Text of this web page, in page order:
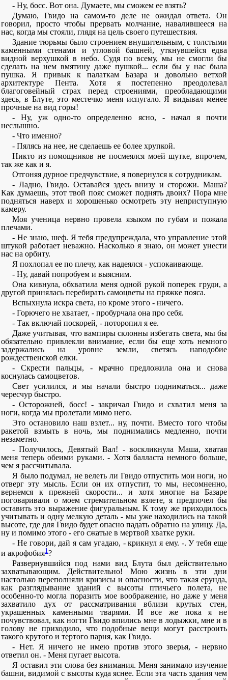
- Ну, босс. Вот она. Думаете, мы сможем ее взять?
Думаю, Гвидо на самом-то деле не ожидал ответа. Он
говорил, просто чтобы прервать молчание, навалившееся на
нас, когда мы стояли, глядя на цель своего путешествия.
Здание тюрьмы было строением внушительным, с толстыми
каменными стенами и угловой башней, уткнувшейся едва
видной верхушкой в небо. Судя по всему, мы не смогли бы
сделать на нем вмятину даже пушкой... если бы у нас была
пушка. Я привык к палаткам Базара и довольно ветхой
архитектуре Пента. Хотя я постепенно преодолевал
благоговейный страх перед строениями, преобладающими
здесь, в Блуте, это местечко меня испугало. Я видывал менее
прочные на вид горы!
- Ну, уж одно-то определенно ясно, - начал я почти
неслышно.
- Что именно?
- Пялясь на нее, не сделаешь ее более хрупкой.
Никто из помощников не посмеялся моей шутке, впрочем,
так же как и я.
Отгоняя дурное предчувствие, я повернулся к сотрудникам.
- Ладно, Гвидо. Оставайся здесь внизу и сторожи. Маша?
Как думаешь, этот твой пояс сможет поднять двоих? Пора мне
подняться наверх и хорошенько осмотреть эту неприступную
камеру.
Моя ученица нервно провела языком по губам и пожала
плечами.
- Не знаю, шеф. Я тебя предупреждала, что управление этой
штукой работает неважно. Насколько я знаю, он может унести
нас на орбиту.
Я похлопал ее по плечу, как надеялся - успокаивающе.
- Ну, давай попробуем и выясним.
Она кивнула, обхватила меня одной рукой поперек груди, а
другой принялась перебирать самоцветы на пряжке пояса.
Вспыхнула искра света, но кроме этого - ничего.
- Горючего не хватает, - пробурчала она про себя.
- Так включай поскорей, - поторопил я ее.
Даже учитывая, что вампиры склонны избегать света, мы бы
обязательно привлекли внимание, если бы еще хоть немного
задержались на уровне земли, светясь наподобие
рождественской елки.
- Скрести пальцы, - мрачно предложила она и снова
коснулась самоцветов.
Свет усилился, и мы начали быстро подниматься... даже
чересчур быстро.
- Осторожней, босс! - закричал Гвидо и схватил меня за
ноги, когда мы пролетали мимо него.
Это остановило наш взлет... ну, почти. Вместо того чтобы
ракетой взмыть в ночь, мы поднимались медленно, почти
незаметно.
- Получилось, Девятый Вал! - воскликнула Маша, хватая
меня теперь обеими руками. - Хотя балласта немного больше,
чем я рассчитывала.
Я было подумал, не велеть ли Гвидо отпустить мои ноги, но
отверг эту мысль. Если он их отпустит, то мы, несомненно,
вернемся к прежней скорости... и хотя многие на Базаре
поговаривали о моем стремительном взлете, я предпочел бы
оставить это выражение фигуральным. К тому же приходилось
учитывать и одну мелкую деталь - мы уже находились на такой
высоте, где для Гвидо будет опасно падать обратно на улицу. Да,
ну и помимо этого - его сжатые в мертвой хватке руки.
- Не говори, дай я сам угадаю, - крикнул я ему. -. У тебя еще
и акрофобия1?
Развернувшийся под нами вид Блута был действительно
захватывающим. Действительно! Мою жизнь в эти дни
настолько переполняли кризисы и опасности, что такая ерунда,
как разглядывание зданий с высоты птичьего полета, не
особенно-то могла поразить мое воображение, но даже у меня
захватило дух от рассматривания вблизи крутых стен,
украшенных каменными тварями. И все же пока я не
почувствовал, как ногти Гвидо впились мне в лодыжки, мне и в
голову не приходило, что подобные вещи могут расстроить
такого крутого и тертого парня, как Гвидо.
- Нет. Я ничего не имею против этого зверья, - нервно
ответил он. - Меня пугает высота.
Я оставил эти слова без внимания. Меня занимало изучение
башни, видимой с высоты куда яснее. Если эта часть здания чем